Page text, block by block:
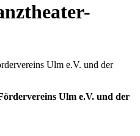
Ulm e.V. und der
Ulm e.V. und der